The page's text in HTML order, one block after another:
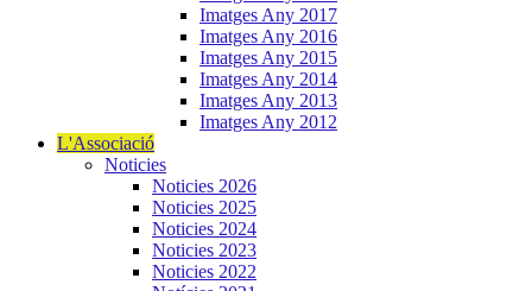
Imatges Any 2017
Imatges Any 2016
Imatges Any 2015
Imatges Any 2014
Imatges Any 2013
Imatges Any 2012
L'Associació
Noticies
Noticies 2026
Noticies 2025
Noticies 2024
Noticies 2023
Noticies 2022